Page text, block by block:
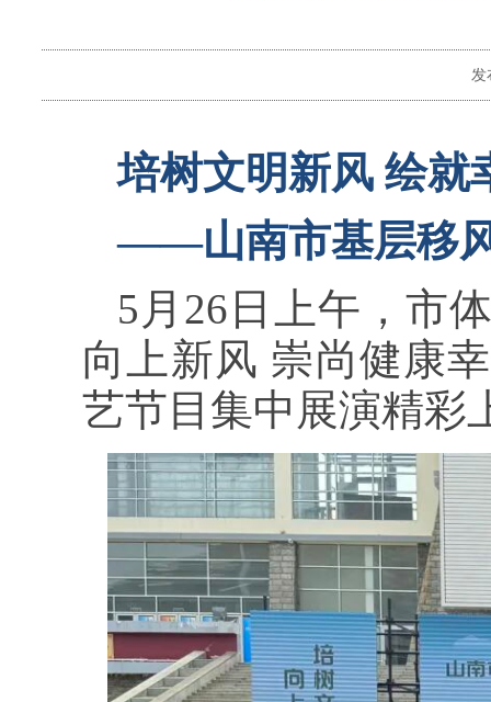
发
培树文明新风 绘就
——山南市基层移
5月26日上午，市
向上新风 崇尚健康
艺节目集中展演精彩